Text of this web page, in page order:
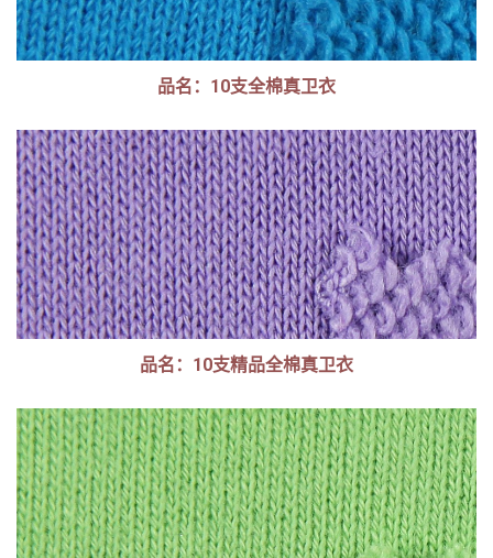
品名：10支全棉真卫衣
品名：10支精品全棉真卫衣